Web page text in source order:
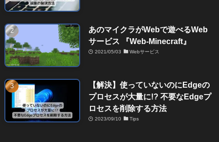
あのマイクラがWebで遊べるWeb
サービス 『Web-Minecraft』
2021/05/03 Webサービス
【解決】使っていないのにEdgeの
プロセスが大量に!? 不要なEdgeプ
ロセスを削除する方法
2023/09/10 Tips